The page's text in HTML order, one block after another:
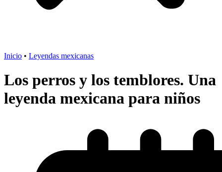
Inicio • Leyendas mexicanas
Los perros y los temblores. Una
leyenda mexicana para niños